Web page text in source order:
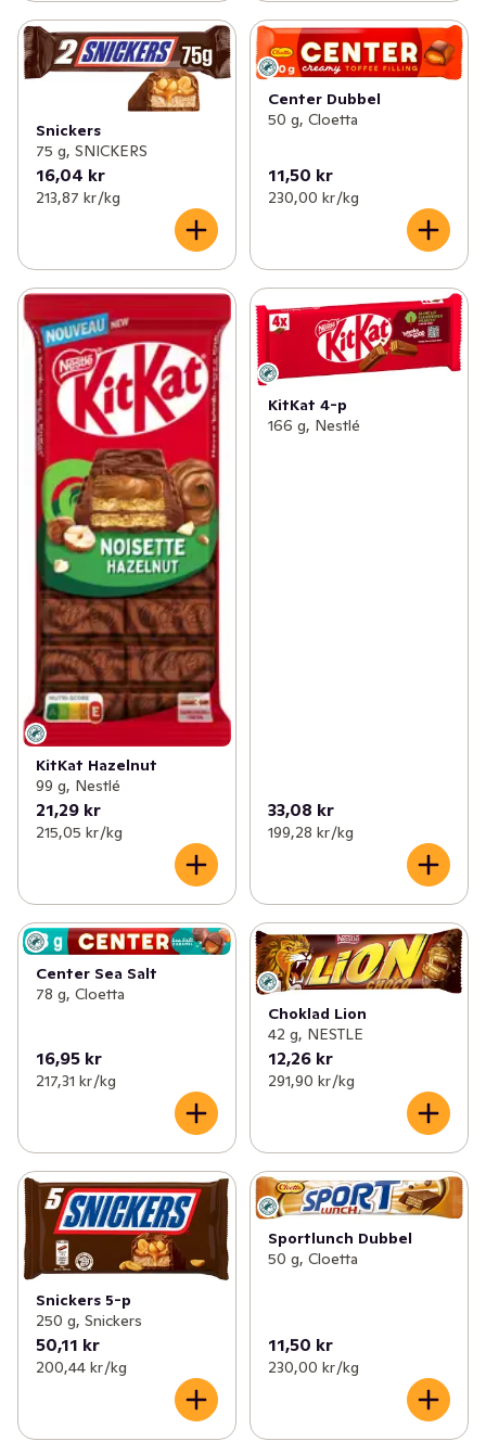
Snickers
75 g, SNICKERS
16,04 kr
213,87 kr /kg
Center Dubbel
50 g, Cloetta
11,50 kr
230,00 kr /kg
KitKat Hazelnut
99 g, Nestlé
21,29 kr
215,05 kr /kg
KitKat 4-p
166 g, Nestlé
33,08 kr
199,28 kr /kg
Center Sea Salt
78 g, Cloetta
16,95 kr
217,31 kr /kg
Choklad Lion
42 g, NESTLE
12,26 kr
291,90 kr /kg
Snickers 5-p
250 g, Snickers
50,11 kr
200,44 kr /kg
Sportlunch Dubbel
50 g, Cloetta
11,50 kr
230,00 kr /kg